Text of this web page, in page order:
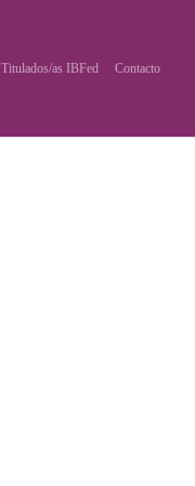
Titulados/as IBFed Contacto